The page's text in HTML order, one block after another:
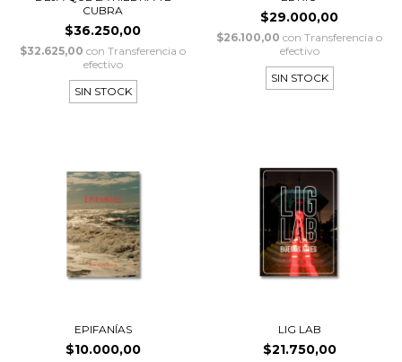
CUBRA
$36.250,00
$32.625,00 con Transferencia o
efectivo
SIN STOCK
$29.000,00
$26.100,00 con Transferencia o
efectivo
SIN STOCK
EPIFANÍAS
$10.000,00
LIG LAB
$21.750,00